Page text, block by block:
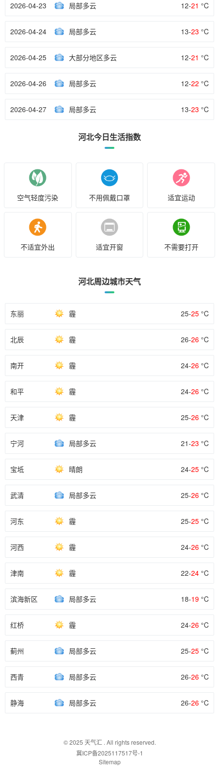
2026-04-23 局部多云 12-21 °C
2026-04-24 局部多云 13-23 °C
2026-04-25 大部分地区多云 12-21 °C
2026-04-26 局部多云 12-22 °C
2026-04-27 局部多云 13-23 °C
河北今日生活指数
空气轻度污染 不用佩戴口罩 适宜运动
不适宜外出 适宜开窗 不需要打开
河北周边城市天气
东丽 霾 25-25 °C
北辰 霾 26-26 °C
南开 霾 24-26 °C
和平 霾 24-26 °C
天津 霾 25-26 °C
宁河 局部多云 21-23 °C
宝坻 晴朗 24-25 °C
武清 局部多云 25-26 °C
河东 霾 25-25 °C
河西 霾 24-26 °C
津南 霾 22-24 °C
滨海新区 局部多云 18-19 °C
红桥 霾 24-26 °C
蓟州 局部多云 25-25 °C
西青 局部多云 26-26 °C
静海 局部多云 26-26 °C
© 2025 天气汇. All rights reserved.
冀ICP备2025117517号-1
Sitemap